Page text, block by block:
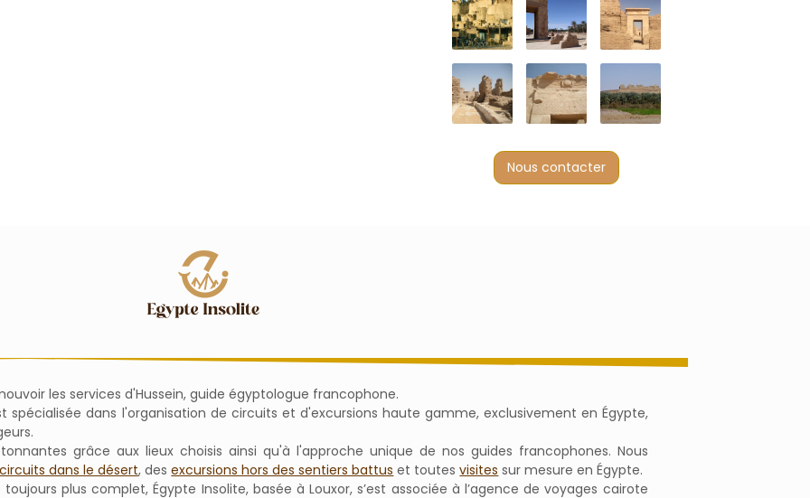
Nous contacter
les services d'Hussein, guide égyptologue francophone.
spécialisée dans l'organisation de circuits et d'excursions haute gamme, exclusivement en Égypte,
grâce aux lieux choisis ainsi qu'à l'approche unique de nos guides francophones. Nous
dans le désert, desexcursions hors des sentiers battus et toutesvisites sur mesure en Égypte.
plus complet, Égypte Insolite, basée à Louxor, s’est associée à l’agence de voyages cairote